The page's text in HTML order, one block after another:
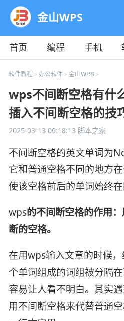
金山WPS
首页 编程 手机
教程
平面 服务器
软件教程 > 办公软件> 金山WPS>
wps不间断空格有什
插入不间断空格的技
2025-03-13 09:18:13脚本之家
不间断空格的英文单词为
它和普通空格不同的地方
使该空格前后的单词始终在
wps的不间断空格的作用
断的空格。
在用wps输入文章的时候
个单词组成的词组被分隔
容易让人看不明白。其实
用不间断空格来代替普通